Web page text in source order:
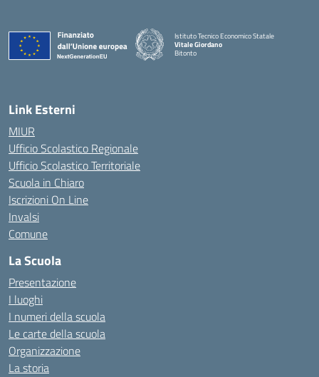
Istituto Tecnico Economico Statale
Vitale Giordano
Bitonto
Link Esterni
MIUR
Ufficio Scolastico Regionale
Ufficio Scolastico Territoriale
Scuola in Chiaro
Iscrizioni On Line
Invalsi
Comune
La Scuola
Presentazione
I luoghi
I numeri della scuola
Le carte della scuola
Organizzazione
La storia